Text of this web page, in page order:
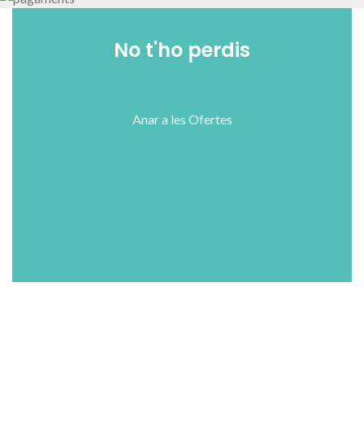
No t'ho perdis
Anar a les Ofertes